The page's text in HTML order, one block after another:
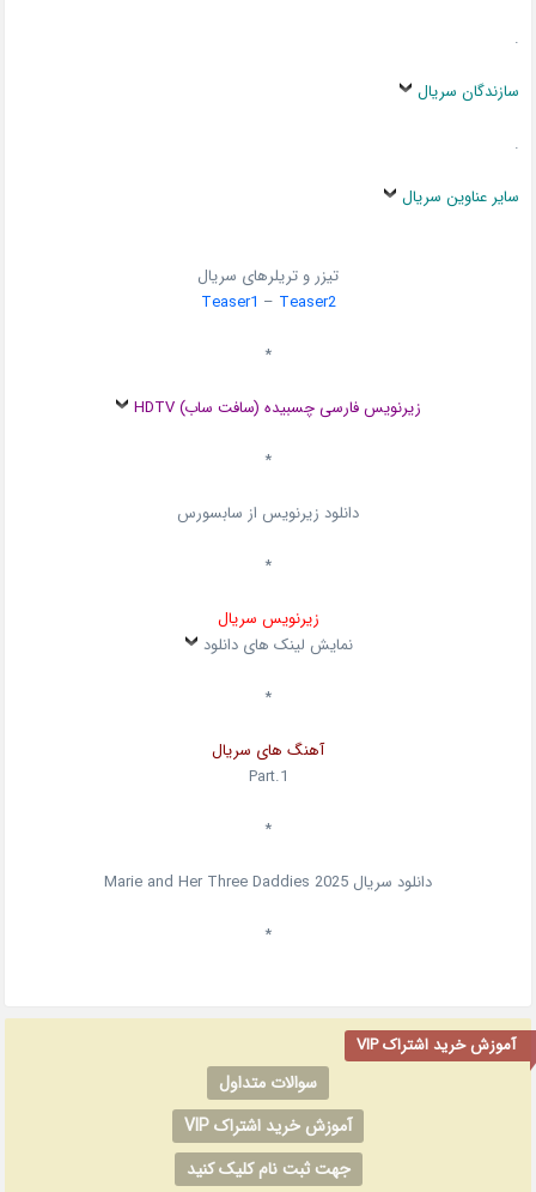
.
سازندگان سریال
.
سایر عناوین سریال
تیزر و تریلرهای سریال
Teaser1 – Teaser2
*
زیرنویس فارسی چسبیده (سافت ساب) HDTV
*
دانلود زیرنویس از سابسورس
*
زیرنویس سریال
نمایش لینک های دانلود
*
آهنگ های سریال
Part.1
*
دانلود سریال Marie and Her Three Daddies 2025
*
آموزش خرید اشتراک VIP
سوالات متداول
آموزش خرید اشتراک VIP
جهت ثبت نام کلیک کنید